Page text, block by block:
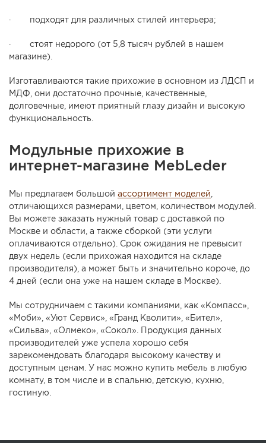
· подходят для различных стилей интерьера;
· стоят недорого (от 5,8 тысяч рублей в нашем
магазине).
Изготавливаются такие прихожие в основном из ЛДСП и
МДФ, они достаточно прочные, качественные,
долговечные, имеют приятный глазу дизайн и высокую
функциональность.
Модульные прихожие в
интернет-магазине MebLeder
Мы предлагаем большой ассортимент моделей
отличающихся размерами, цветом, количеством модулей.
Вы можете заказать нужный товар с доставкой по
Москве и области, а также сборкой (эти услуги
оплачиваются отдельно). Срок ожидания не превысит
двух недель (если прихожая находится на складе
производителя), а может быть и значительно короче, до
4 дней (если она уже на нашем складе в Москве).
Мы сотрудничаем с такими компаниями, как «Компасс»,
«Моби», «Уют Сервис», «Гранд Кволити», «Бител»,
«Сильва», «Олмеко», «Сокол». Продукция данных
производителей уже успела хорошо себя
зарекомендовать благодаря высокому качеству и
доступным ценам. У нас можно купить мебель в любую
комнату, в том числе и в спальню, детскую, кухню,
гостиную.